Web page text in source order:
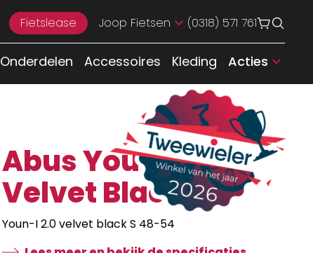
Fietslease Joop Fietsen (0318) 571 761
Onderdelen Accessoires Kleding Acties
Abus Youn-I 2.0
Velvet Black
Youn-I 2.0 velvet black S 48-54